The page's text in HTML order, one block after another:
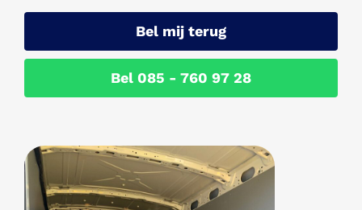
Bel mij terug
Bel 085 - 760 97 28